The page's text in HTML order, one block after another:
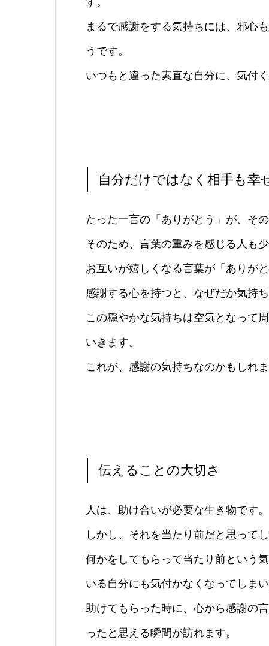
まるで感謝をする気持ちには、邪心
うです。
いつもと違った素直な自分に、気付
自分だけではなく相手も幸
たった一言の「ありがとう」が、そ
そのため、言葉の重みを感じる人も
お互いが嬉しくなる言葉が「ありがと
感謝する心を持つと、なぜだか気持
この穏やかな気持ちは空気となって
いきます。
これが、感謝の気持ちなのかもしれま
伝えることの大切さ
人は、助け合いが必要な生き物です。
しかし、それを当たり前だと思って
何かをしてもらって当たり前という
いる自分にも気付かなくなってしまい
助けてもらった時に、心から感謝の
ったと思える瞬間が訪れます。